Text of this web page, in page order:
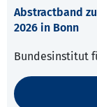
Abstractband
2026 in Bonn
Bundesinstitut